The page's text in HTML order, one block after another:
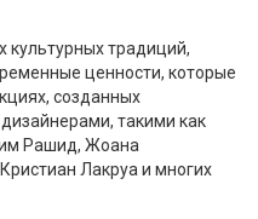
традиций,
ценности, которые
созданных
такими как
Рашид, Жоана
Лакруа и многих